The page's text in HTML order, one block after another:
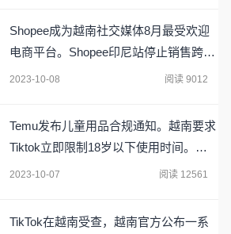
Shopee成为越南社交媒体8月最受欢迎
电商平台。Shopee印尼站停止销售跨境
商品。速卖通10月16日启动巴西税费代
2023-10-08 阅读 9012
Temu发布儿童用品合规通知。越南要求
Tiktok立即限制18岁以下使用时间。
Lazada印尼部分商品将被下架或限单。
2023-10-07 阅读 12561
TikTok在越南受查，越南官方公布一系